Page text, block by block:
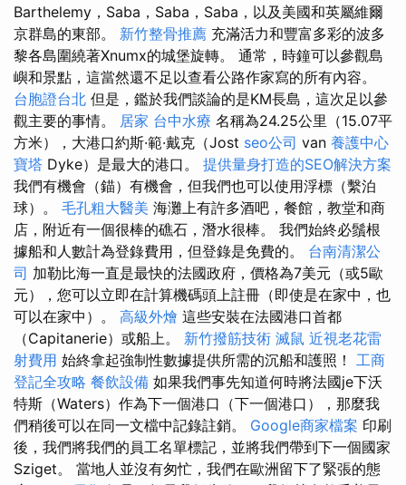
Barthelemy，Saba，Saba，Saba，以及美國和英屬維爾
京群島的東部。 新竹整骨推薦 充滿活力和豐富多彩的波多
黎各島圍繞著Xnumx的城堡旋轉。 通常，時鐘可以參觀島
嶼和景點，這當然還不足以查看公路作家寫的所有內容。
台胞證台北 但是，鑑於我們談論的是KM長島，這次足以參
觀主要的事情。 居家 台中水療 名稱為24.25公里（15.07平
方米），大港口約斯·範·戴克（Jost seo公司 van 養護中心
寶塔 Dyke）是最大的港口。 提供量身打造的SEO解決方案
我們有機會（錨）有機會，但我們也可以使用浮標（繫泊
球）。 毛孔粗大醫美 海灘上有許多酒吧，餐館，教堂和商
店，附近有一個很棒的礁石，潛水很棒。 我們始終必鬚根
據船和人數計為登錄費用，但登錄是免費的。 台南清潔公
司 加勒比海一直是最快的法國政府，價格為7美元（或5歐
元），您可以立即在計算機碼頭上註冊（即使是在家中，也
可以在家中）。 高級外燴 這些安裝在法國港口首都
（Capitanerie）或船上。 新竹撥筋技術 滅鼠 近視老花雷
射費用 始終拿起強制性數據提供所需的沉船和護照！ 工商
登記全攻略 餐飲設備 如果我們事先知道何時將法國je下沃
特斯（Waters）作為下一個港口（下一個港口），那麼我
們稍後可以在同一文檔中記錄註銷。 Google商家檔案 印刷
後，我們將我們的員工名單標記，並將我們帶到下一個國家
Sziget。 當地人並沒有匆忙，我們在歐洲留下了緊張的態